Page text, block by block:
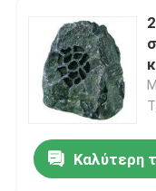
Ενισχυτής
Ομιλητές
Σύστημα δικτύων
Καλύτερη